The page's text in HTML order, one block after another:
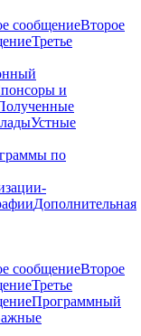
сообщениеВторое
Третье
и
Устные
по
Дополнительная
сообщениеВторое
Третье
Программный